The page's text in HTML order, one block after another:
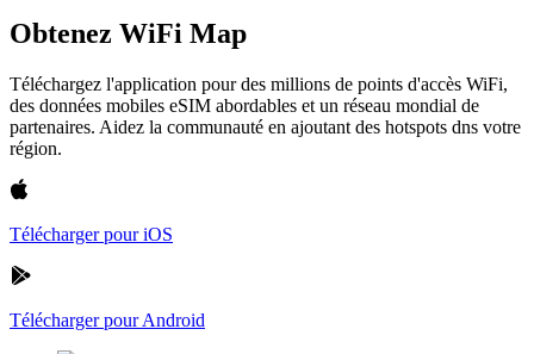
Obtenez WiFi Map
Téléchargez l'application pour des millions de points d'accès WiFi,
des données mobiles eSIM abordables et un réseau mondial de
partenaires. Aidez la communauté en ajoutant des hotspots dns votre
région.
Télécharger pour iOS
Télécharger pour Android